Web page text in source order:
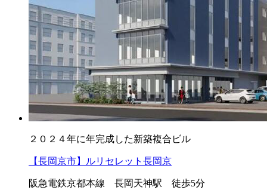
２０２４年に年完成した新築複合ビル
【長岡京市】ルリセレット長岡京
阪急電鉄京都本線 長岡天神駅 徒歩5分